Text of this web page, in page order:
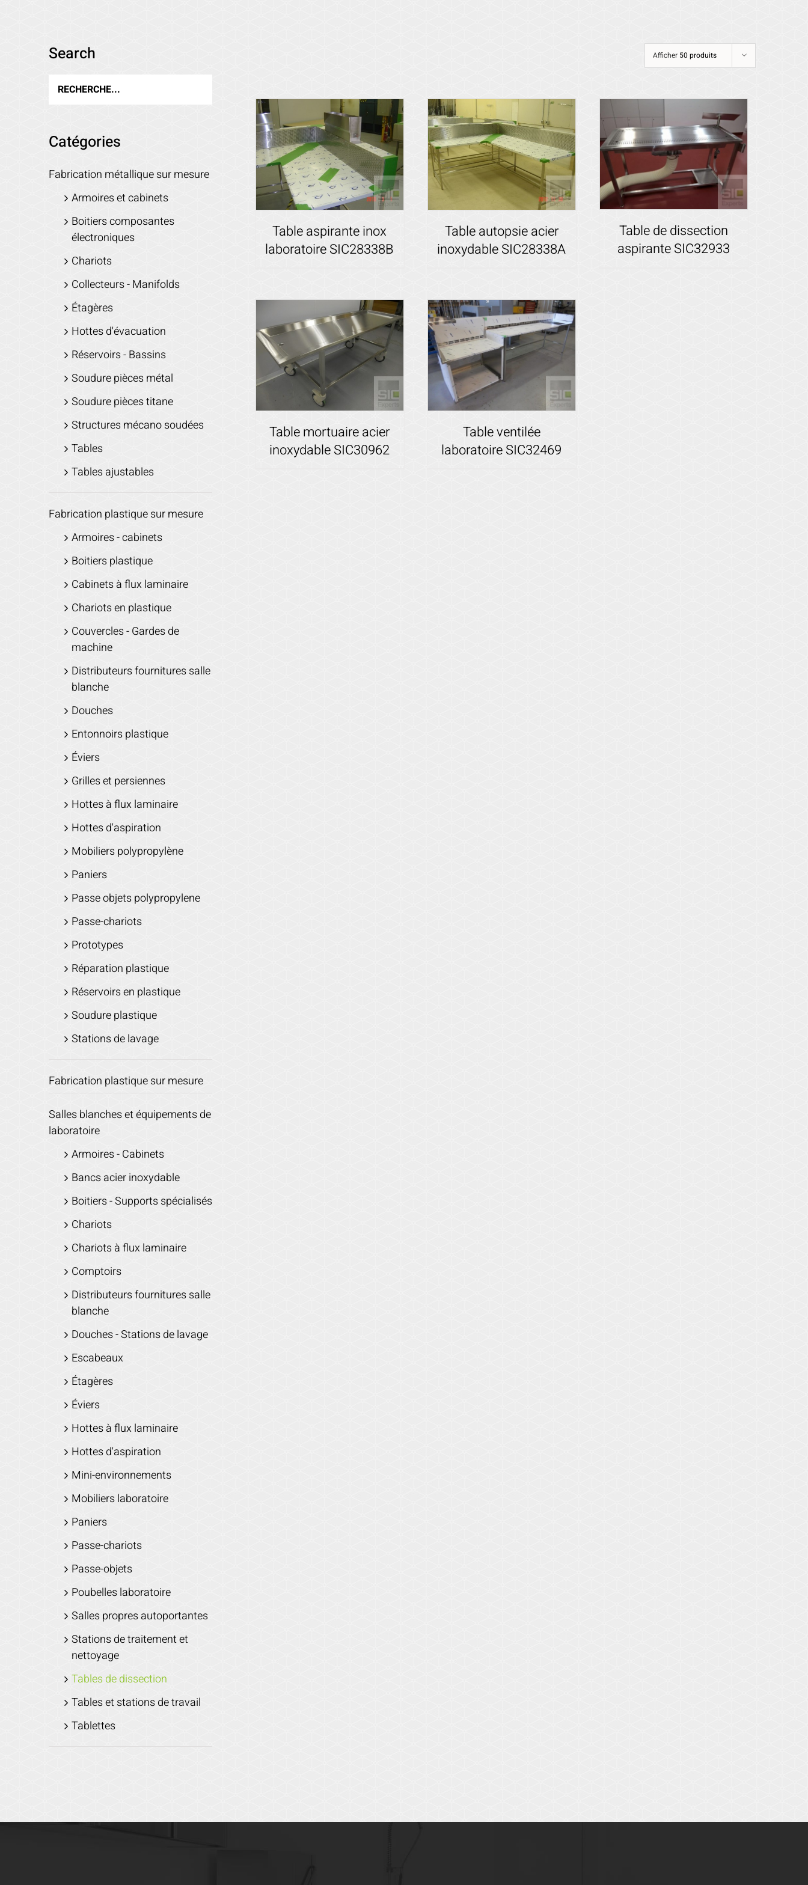
Afficher 50 produits
Table aspirante inox
laboratoire SIC28338B
Table autopsie acier
inoxydable SIC28338A
Table de dissection
aspirante SIC32933
Table mortuaire acier
inoxydable SIC30962
Table ventilée
laboratoire SIC32469
Search
Catégories
Fabrication métallique sur mesure
Armoires et cabinets
Boitiers composantes
électroniques
Chariots
Collecteurs - Manifolds
Étagères
Hottes d'évacuation
Réservoirs - Bassins
Soudure pièces métal
Soudure pièces titane
Structures mécano soudées
Tables
Tables ajustables
Fabrication plastique sur mesure
Armoires - cabinets
Boitiers plastique
Cabinets à flux laminaire
Chariots en plastique
Couvercles - Gardes de
machine
Distributeurs fournitures salle
blanche
Douches
Entonnoirs plastique
Éviers
Grilles et persiennes
Hottes à flux laminaire
Hottes d'aspiration
Mobiliers polypropylène
Paniers
Passe objets polypropylene
Passe-chariots
Prototypes
Réparation plastique
Réservoirs en plastique
Soudure plastique
Stations de lavage
Fabrication plastique sur mesure
Salles blanches et équipements de
laboratoire
Armoires - Cabinets
Bancs acier inoxydable
Boitiers - Supports spécialisés
Chariots
Chariots à flux laminaire
Comptoirs
Distributeurs fournitures salle
blanche
Douches - Stations de lavage
Escabeaux
Étagères
Éviers
Hottes à flux laminaire
Hottes d'aspiration
Mini-environnements
Mobiliers laboratoire
Paniers
Passe-chariots
Passe-objets
Poubelles laboratoire
Salles propres autoportantes
Stations de traitement et
nettoyage
Tables de dissection
Tables et stations de travail
Tablettes